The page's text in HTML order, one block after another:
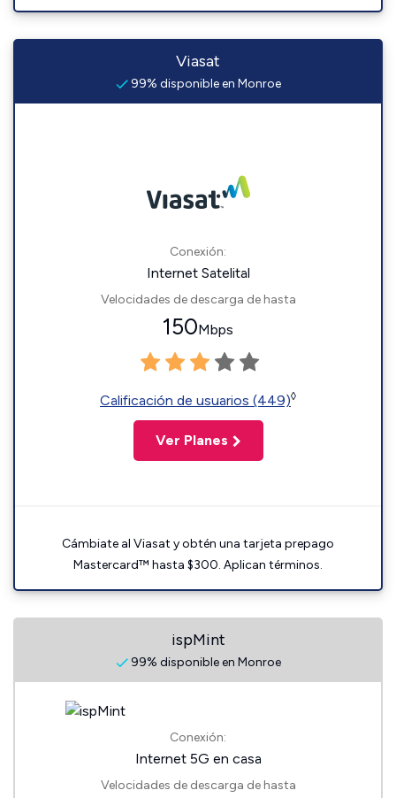
Viasat
99% disponible en Monroe
Conexión:
Internet Satelital
Velocidades de descarga de hasta
150Mbps
Calificación de usuarios (449)◊
Ver Planes
Cámbiate al Viasat y obtén una tarjeta prepago
Mastercard™ hasta $300. Aplican términos.
ispMint
99% disponible en Monroe
Conexión:
Internet 5G en casa
Velocidades de descarga de hasta